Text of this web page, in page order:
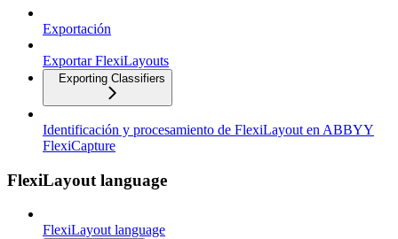
Exportación
Exportar FlexiLayouts
Exporting Classifiers
Identificación y procesamiento de FlexiLayout en ABBYY
FlexiCapture
FlexiLayout language
FlexiLayout language